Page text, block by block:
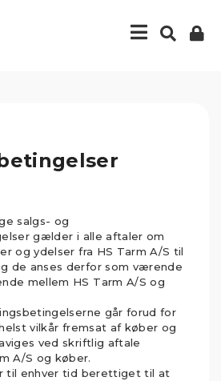
salgs- og
gælder i alle aftaler om
og ydelser fra HS Tarm A/S til
de anses derfor som værende
mellem HS Tarm A/S og
går forud for
vilkår fremsat af køber og
ved skriftlig aftale
A/S og køber.
til enhver tid berettiget til at